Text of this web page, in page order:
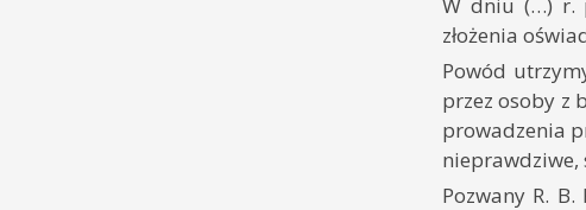
złożenia
Powód
przez osoby z
prowadzenia
nieprawdziwe,
Pozwany R.